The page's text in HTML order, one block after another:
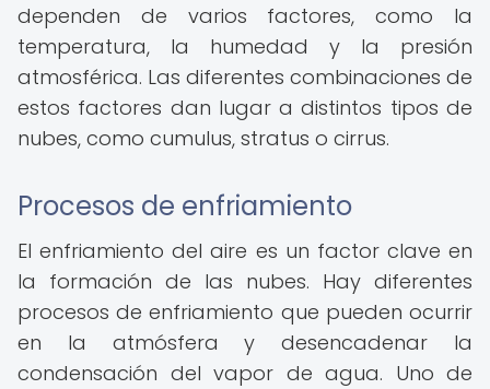
dependen de varios factores, como la
temperatura, la humedad y la presión
atmosférica. Las diferentes combinaciones de
estos factores dan lugar a distintos tipos de
nubes, como cumulus, stratus o cirrus.
Procesos de enfriamiento
El enfriamiento del aire es un factor clave en
la formación de las nubes. Hay diferentes
procesos de enfriamiento que pueden ocurrir
en la atmósfera y desencadenar la
condensación del vapor de agua. Uno de